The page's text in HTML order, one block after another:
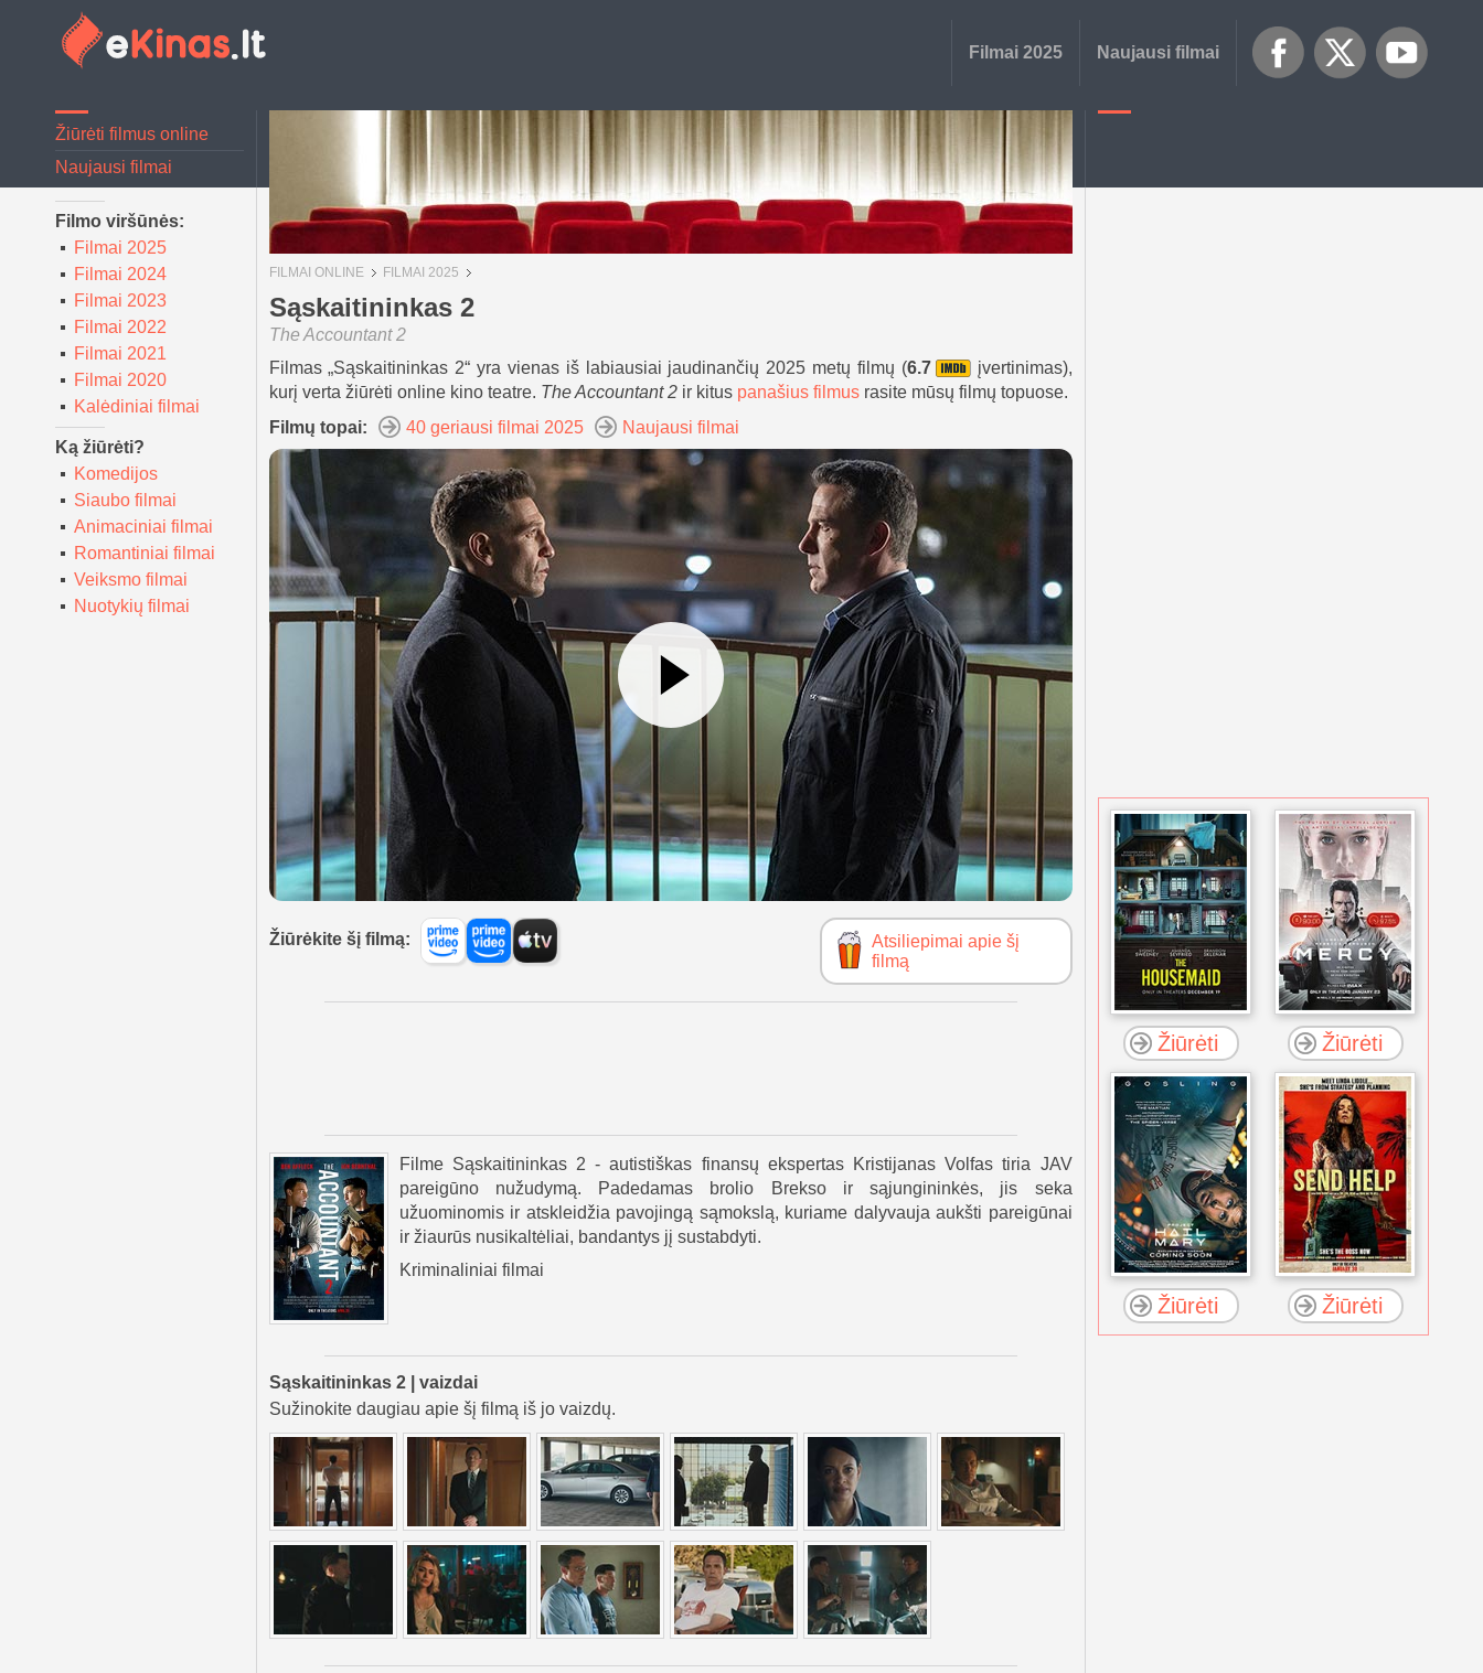
Naujausi filmai
Filmai 2025
Žiūrėti filmus online
Naujausi filmai
Filmo viršūnės:
Filmai 2025
Filmai 2024
Filmai 2023
Filmai 2022
Filmai 2021
Filmai 2020
Kalėdiniai filmai
Ką žiūrėti?
Komedijos
Siaubo filmai
Animaciniai filmai
Romantiniai filmai
Veiksmo filmai
Nuotykių filmai
Žiūrėti Žiūrėti
Žiūrėti Žiūrėti
FILMAI ONLINE FILMAI 2025
Sąskaitininkas 2
The Accountant 2
Filmas „Sąskaitininkas 2“ yra vienas iš labiausiai jaudinančių 2025 metų filmų (6.7
įvertinimas),
kurį verta žiūrėti online kino teatre. The Accountant 2ir kitus panašius filmusrasite mūsų filmų topuose.
Filmų topai:
40 geriausi filmai 2025 Naujausi filmai
Atsiliepimai apie šį
filmą
Žiūrėkite šį filmą:
Filme Sąskaitininkas 2 - autistiškas finansų ekspertas Kristijanas Volfas tiria JAV
pareigūno nužudymą. Padedamas brolio Brekso ir sąjungininkės, jis seka
užuominomis ir atskleidžia pavojingą sąmokslą, kuriame dalyvauja aukšti pareigūnai
ir žiaurūs nusikaltėliai, bandantys jį sustabdyti.
Kriminaliniai filmai
Sąskaitininkas 2 | vaizdai
Sužinokite daugiau apie šį filmą iš jo vaizdų.